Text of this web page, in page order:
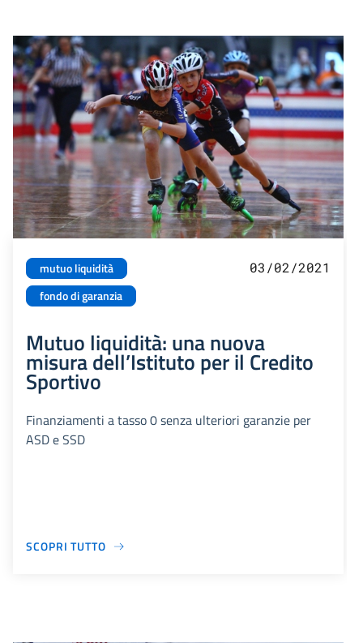
mutuo liquidità
fondo di garanzia
03/02/2021
Mutuo liquidità: una nuova
misura dell’Istituto per il Credito
Sportivo
Finanziamenti a tasso 0 senza ulteriori garanzie per
ASD e SSD
SCOPRI TUTTO